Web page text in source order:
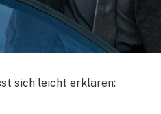
sich leicht erklären: